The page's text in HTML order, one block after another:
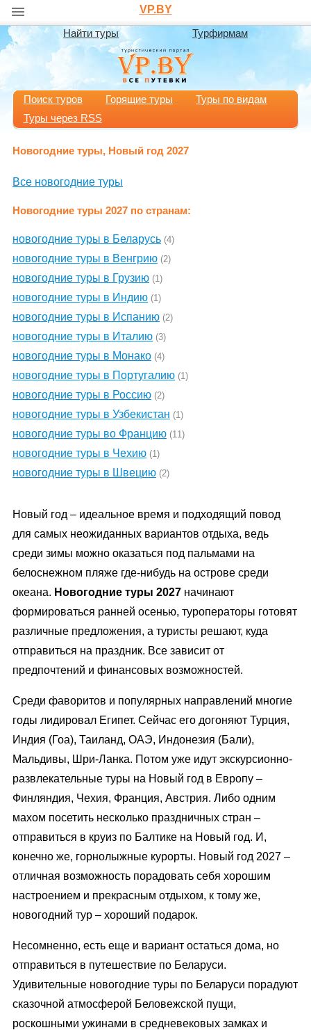
VP.BY
Найти туры Турфирмам
Поиск туров Горящие туры
Туры по видам
Туры через RSS
Новогодние туры, Новый год 2027
Все новогодние туры
Новогодние туры 2027 по странам:
новогодние туры в Беларусь (4)
новогодние туры в Венгрию (2)
новогодние туры в Грузию (1)
новогодние туры в Индию (1)
новогодние туры в Испанию (2)
новогодние туры в Италию (3)
новогодние туры в Монако (4)
новогодние туры в Португалию (1)
новогодние туры в Россию (2)
новогодние туры в Узбекистан (1)
новогодние туры во Францию (11)
новогодние туры в Чехию (1)
новогодние туры в Швецию (2)
Новый год – идеальное время и подходящий повод
для самых неожиданных вариантов отдыха, ведь
среди зимы можно оказаться под пальмами на
белоснежном пляже где-нибудь на острове среди
океана. Новогодние туры 2027 начинают
формироваться ранней осенью, туроператоры готовят
различные предложения, а туристы решают, куда
отправиться на праздник. Все зависит от
предпочтений и финансовых возможностей.
Среди фаворитов и популярных направлений многие
годы лидировал Египет. Сейчас его догоняют Турция,
Индия (Гоа), Таиланд, ОАЭ, Индонезия (Бали),
Мальдивы, Шри-Ланка. Потом уже идут экскурсионно-
развлекательные туры на Новый год в Европу –
Финляндия, Чехия, Франция, Австрия. Либо одним
махом посетить несколько праздничных стран –
отправиться в круиз по Балтике на Новый год. И,
конечно же, горнолыжные курорты. Новый год 2027 –
отличная возможность порадовать себя хорошим
настроением и прекрасным отдыхом, к тому же,
новогодний тур – хороший подарок.
Несомненно, есть еще и вариант остаться дома, но
отправиться в путешествие по Беларуси.
Удивительные новогодние туры по Беларуси порадуют
сказочной атмосферой Беловежской пущи,
роскошными ужинами в средневековых замках и